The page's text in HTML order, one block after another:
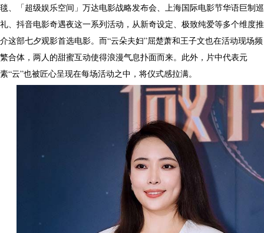
毯、「超级娱乐空间」万达电影战略发布会、上海国际电影节华语巨制巡
礼、抖音电影奇遇夜这一系列活动，从新奇设定、极致纯爱等多个维度推
介这部七夕观影首选电影。而“云朵夫妇”屈楚萧和王子文也在活动现场频
繁合体，两人的甜蜜互动使得浪漫气息扑面而来。此外，片中代表元
素“云”也被匠心呈现在每场活动之中，将仪式感拉满。